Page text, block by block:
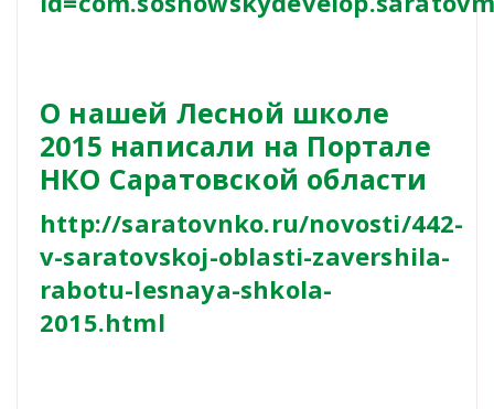
О нашей Лесной школе
2015 написали на Портале
НКО Саратовской области
http://saratovnko.ru/novosti/442-
v-saratovskoj-oblasti-zavershila-
rabotu-lesnaya-shkola-
2015.html